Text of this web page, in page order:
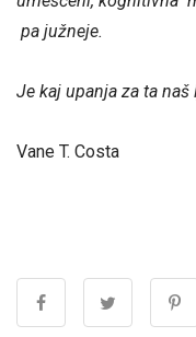
pa južneje.
Je kaj upanja za ta
Vane T. Costa